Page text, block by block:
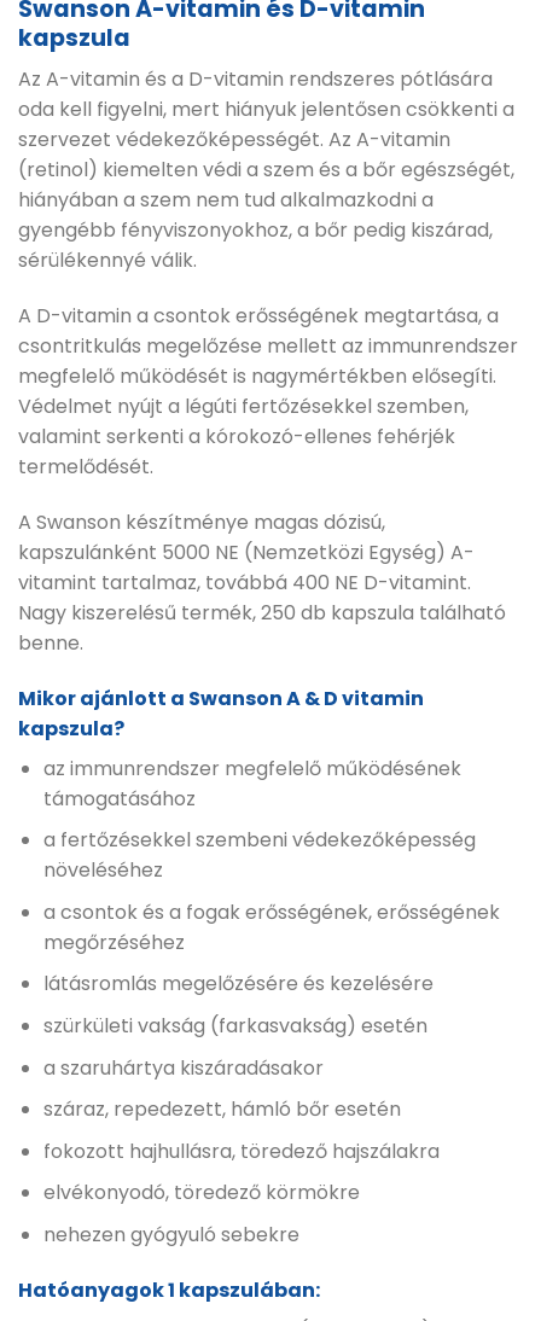
Swanson A-vitamin és D-vitamin
kapszula
Az A-vitamin és a D-vitamin rendszeres pótlására
oda kell figyelni, mert hiányuk jelentősen csökkenti a
szervezet védekezőképességét. Az A-vitamin
(retinol) kiemelten védi a szem és a bőr egészségét,
hiányában a szem nem tud alkalmazkodni a
gyengébb fényviszonyokhoz, a bőr pedig kiszárad,
sérülékennyé válik.
A D-vitamin a csontok erősségének megtartása, a
csontritkulás megelőzése mellett az immunrendszer
megfelelő működését is nagymértékben elősegíti.
Védelmet nyújt a légúti fertőzésekkel szemben,
valamint serkenti a kórokozó-ellenes fehérjék
termelődését.
A Swanson készítménye magas dózisú,
kapszulánként 5000 NE (Nemzetközi Egység) A-
vitamint tartalmaz, továbbá 400 NE D-vitamint.
Nagy kiszerelésű termék, 250 db kapszula található
benne.
Mikor ajánlott a Swanson A & D vitamin
kapszula?
az immunrendszer megfelelő működésének
támogatásához
a fertőzésekkel szembeni védekezőképesség
növeléséhez
a csontok és a fogak erősségének, erősségének
megőrzéséhez
látásromlás megelőzésére és kezelésére
szürkületi vakság (farkasvakság) esetén
a szaruhártya kiszáradásakor
száraz, repedezett, hámló bőr esetén
fokozott hajhullásra, töredező hajszálakra
elvékonyodó, töredező körmökre
nehezen gyógyuló sebekre
Hatóanyagok 1 kapszulában: